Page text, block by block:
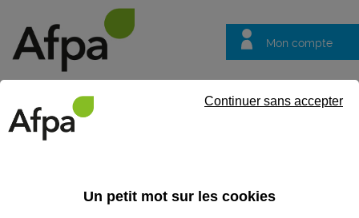
Mon compte
questions
CENTRE D'ANGERS
Un petit mot sur les cookies
Continuer sans accepter